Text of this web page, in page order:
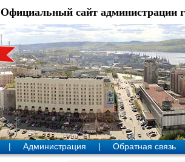
Официальный сайт администрации
| Администрация | Обратная связь